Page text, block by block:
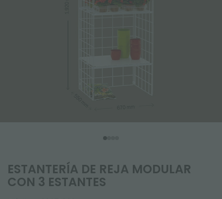
ESTANTERÍA DE REJA MODULAR
CON 3 ESTANTES